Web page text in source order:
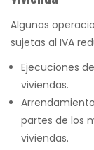
Algunas
sujetas al IVA
Ejecuciones
viviendas.
partes de los
viviendas.